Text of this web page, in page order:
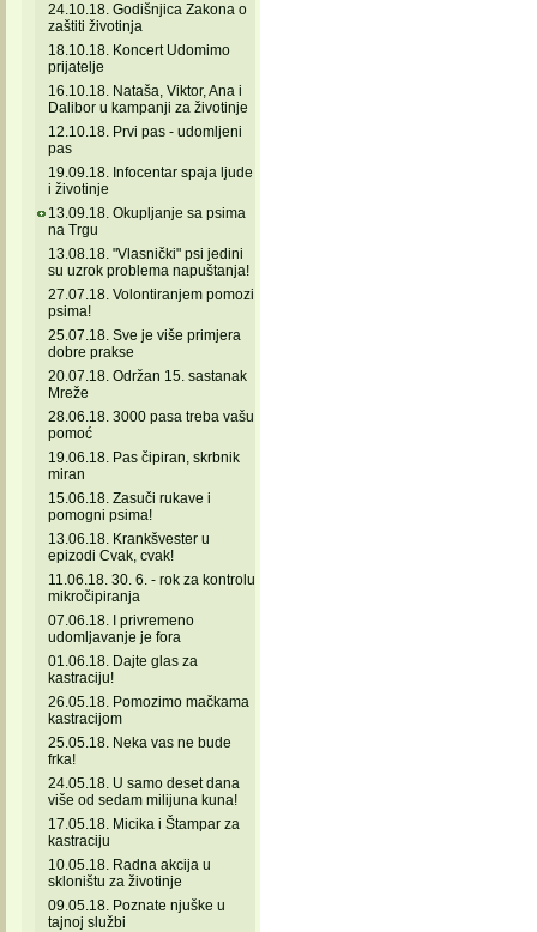
24.10.18. Godišnjica Zakona o
zaštiti životinja
18.10.18. Koncert Udomimo
prijatelje
16.10.18. Nataša, Viktor, Ana i
Dalibor u kampanji za životinje
12.10.18. Prvi pas - udomljeni
pas
19.09.18. Infocentar spaja ljude
i životinje
13.09.18. Okupljanje sa psima
na Trgu
13.08.18. "Vlasnički" psi jedini
su uzrok problema napuštanja!
27.07.18. Volontiranjem pomozi
psima!
25.07.18. Sve je više primjera
dobre prakse
20.07.18. Održan 15. sastanak
Mreže
28.06.18. 3000 pasa treba vašu
pomoć
19.06.18. Pas čipiran, skrbnik
miran
15.06.18. Zasuči rukave i
pomogni psima!
13.06.18. Krankšvester u
epizodi Cvak, cvak!
11.06.18. 30. 6. - rok za kontrolu
mikročipiranja
07.06.18. I privremeno
udomljavanje je fora
01.06.18. Dajte glas za
kastraciju!
26.05.18. Pomozimo mačkama
kastracijom
25.05.18. Neka vas ne bude
frka!
24.05.18. U samo deset dana
više od sedam milijuna kuna!
17.05.18. Micika i Štampar za
kastraciju
10.05.18. Radna akcija u
skloništu za životinje
09.05.18. Poznate njuške u
tajnoj službi